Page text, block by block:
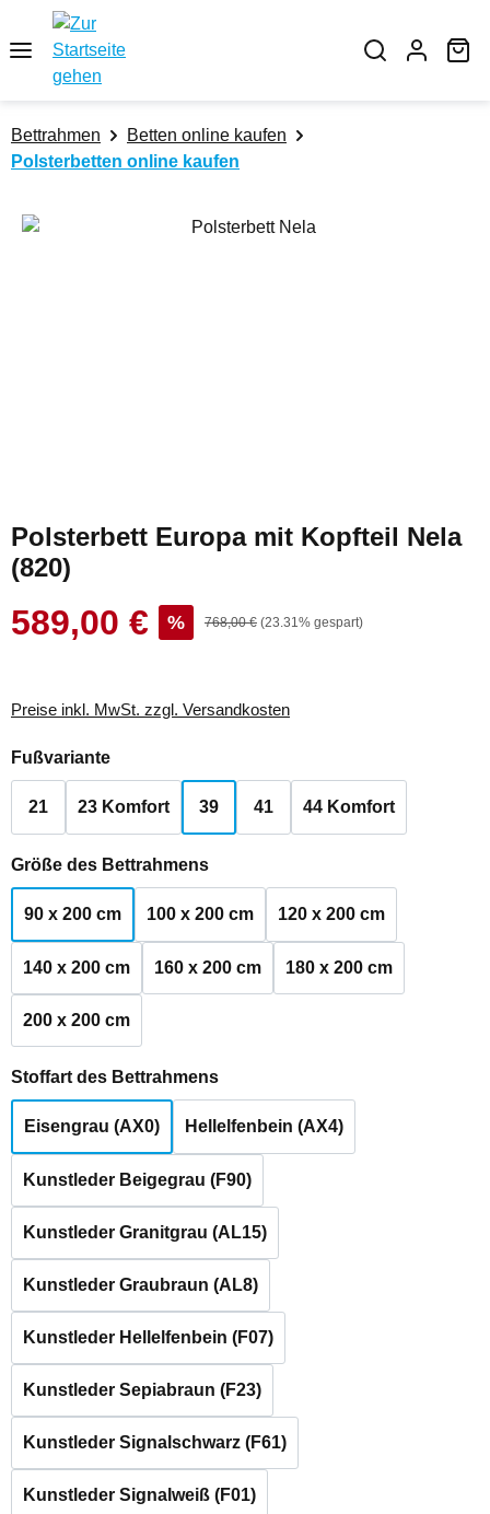
Zum Hauptinhalt springen
Bettrahmen
Betten online kaufen
Polsterbetten online kaufen
Bildergalerie überspringen
Polsterbett Europa mit Kopfteil Nela
(820)
Verkaufspreis:
589,00 € % Regulärer Preis:
768,00 € (23.31% gespart)
Preise inkl. MwSt. zzgl. Versandkosten
Fußvarianteauswählen
21 23 Komfort 39 41 44 Komfort
Größe des Bettrahmensauswählen
90 x 200 cm 100 x 200 cm 120 x 200 cm
140 x 200 cm 160 x 200 cm 180 x 200 cm
200 x 200 cm
Stoffart des Bettrahmensauswählen
Eisengrau (AX0) Hellelfenbein (AX4)
Kunstleder Beigegrau (F90)
Kunstleder Granitgrau (AL15)
Kunstleder Graubraun (AL8)
Kunstleder Hellelfenbein (F07)
Kunstleder Sepiabraun (F23)
Kunstleder Signalschwarz (F61)
Kunstleder Signalweiß (F01)